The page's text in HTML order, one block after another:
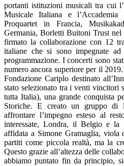
portanti istituzioni musicali tra cui
Musicale Italiana e
Proquartet in Francia,
Germania, Borletti Buitoni Trust
firmato la collaborazione con 12
italiane che si sono impegnate
programmazione. I concerti sono
numero ancora superiore per il
Fondazione Cariplo destinato
stato selezionato tra i venti vincitori
tutta Italia), una grande conquista
Storiche. E creato un gruppo
affrontare l’impegno esteso al
interessate, Londra, il Belgio e la
affidata a Simone Gramaglia, viola
partiti come piccola realtà, ma la
Questo grazie all’altezza delle
abbiamo puntato fin da principio,